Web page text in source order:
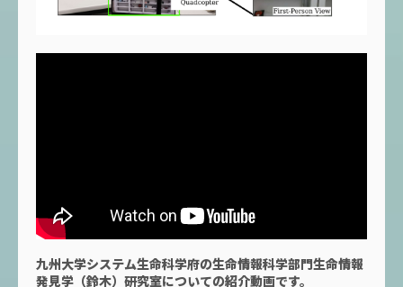
九州大学システム生命科学府の生命情報科学部門生命情報
発見学（鈴木）研究室についての紹介動画です。